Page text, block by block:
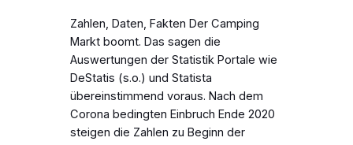
Zahlen, Daten, Fakten Der Camping
Markt boomt. Das sagen die
Auswertungen der Statistik Portale wie
DeStatis (s.o.) und Statista
übereinstimmend voraus. Nach dem
Corona bedingten Einbruch Ende 2020
steigen die Zahlen zu Beginn der